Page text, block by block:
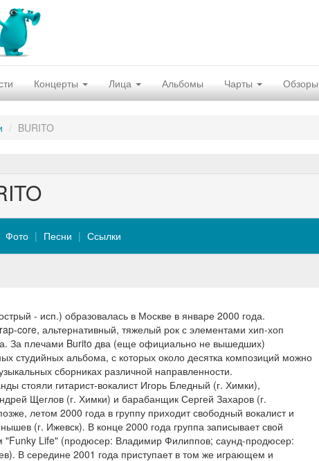
Концерты Лица Альбомы Чарты Обзоры
BURITO
Фото Песни Ссылки
- исп.) образовалась в Москве в январе 2000 года.
core, альтернативный, тяжелый рок с элементами хип-хоп
За плечами Burito два (еще официально не вышедших)
студийных альбома, с которых около десятка композиций можно
сборниках различной направленности.
стояли гитарист-вокалист Игорь Бледный (г. Химки),
Щеглов (г. Химки) и барабанщик Сергей Захаров (г.
летом 2000 года в группу приходит свободный вокалист и
(г. Ижевск). В конце 2000 года группа записывает свой
"Funky Life" (продюсер: Владимир Филиппов; саунд-продюсер:
В середине 2001 года приступает в том же играющем и